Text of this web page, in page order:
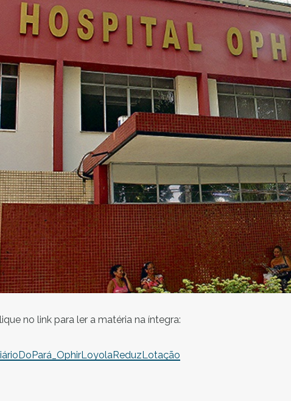
no link para ler a matéria na íntegra: